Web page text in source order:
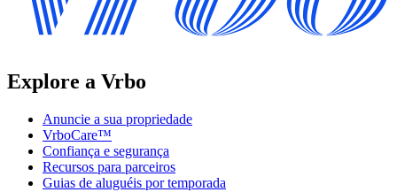
Explore a Vrbo
Anuncie a sua propriedade
VrboCare™
Confiança e segurança
Recursos para parceiros
Guias de aluguéis por temporada